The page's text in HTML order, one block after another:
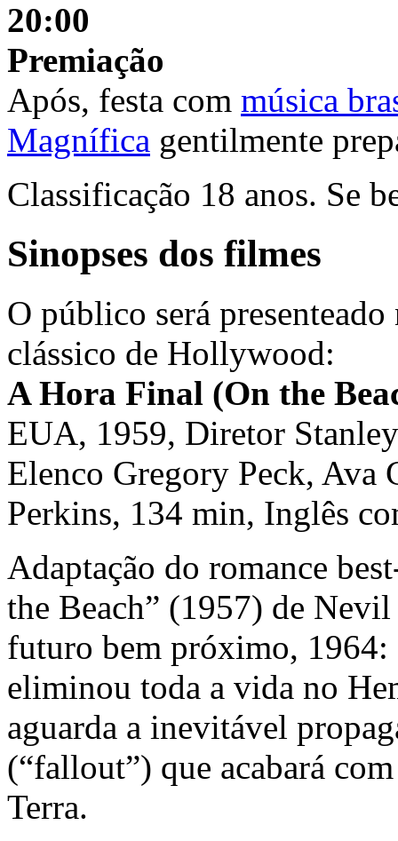
20:00
Premiação
Após, festa com música
Magnífica gentilmente
Classificação 18 anos. Se
Sinopses dos filmes
O público será
clássico de Hollywood:
A Hora Final (On the
EUA, 1959, Diretor
Elenco Gregory Peck, Ava
Perkins, 134 min, Inglês
Adaptação do romance
the Beach” (1957) de Nevil
futuro bem próximo, 1964:
eliminou toda a vida no
aguarda a inevitável
(“fallout”) que acabará
Terra.